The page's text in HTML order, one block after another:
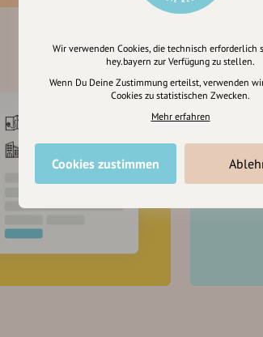
um
zu
Wir verwenden Cookies, die technisch erforderlich
hey.bayern zur Verfügung zu stellen.
Wenn Du Deine Zustimmung erteilst, verwenden
Cookies zu statistischen Zwecken.
Mehr erfahren
Cookies zustimmen